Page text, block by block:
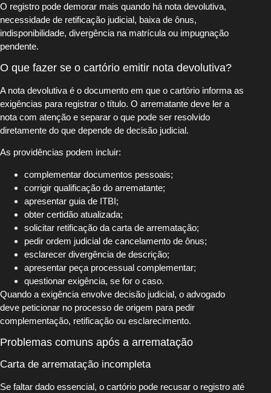
O registro pode demorar mais quando há nota devolutiva,
necessidade de retificação judicial, baixa de ônus,
indisponibilidade, divergência na matrícula ou impugnação
pendente.
O que fazer se o cartório emitir nota devolutiva?
A nota devolutiva é o documento em que o cartório informa as
exigências para registrar o título. O arrematante deve ler a
nota com atenção e separar o que pode ser resolvido
diretamente do que depende de decisão judicial.
As providências podem incluir:
complementar documentos pessoais;
corrigir qualificação do arrematante;
apresentar guia de ITBI;
obter certidão atualizada;
solicitar retificação da carta de arrematação;
pedir ordem judicial de cancelamento de ônus;
esclarecer divergência de descrição;
apresentar peça processual complementar;
questionar exigência, se for o caso.
Quando a exigência envolve decisão judicial, o advogado
deve peticionar no processo de origem para pedir
complementação, retificação ou esclarecimento.
Problemas comuns após a arrematação
Carta de arrematação incompleta
Se faltar dado essencial, o cartório pode recusar o registro até